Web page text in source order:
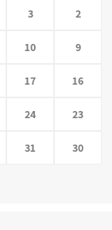
2
3
9
10
16
17
23
24
30
31